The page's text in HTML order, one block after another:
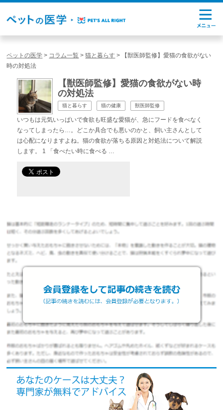
ペットの医学 > コラム一覧 >猫と暮らす >
【獣医師監修】愛猫の食欲がない
時の対処法
【獣医師監修】愛猫の食欲がない時
の対処法
猫と暮らす 猫の健康 獣医師監修
いつもは元気いっぱいで食欲も旺盛な愛猫が、急にフードを食べなく
なってしまったら…。どこか具合でも悪いのかと、飼い主さんとして
は心配になりますよね。猫の食欲が落ちる原因と対処法について解説
します。 1 「食べたい時に食べる …